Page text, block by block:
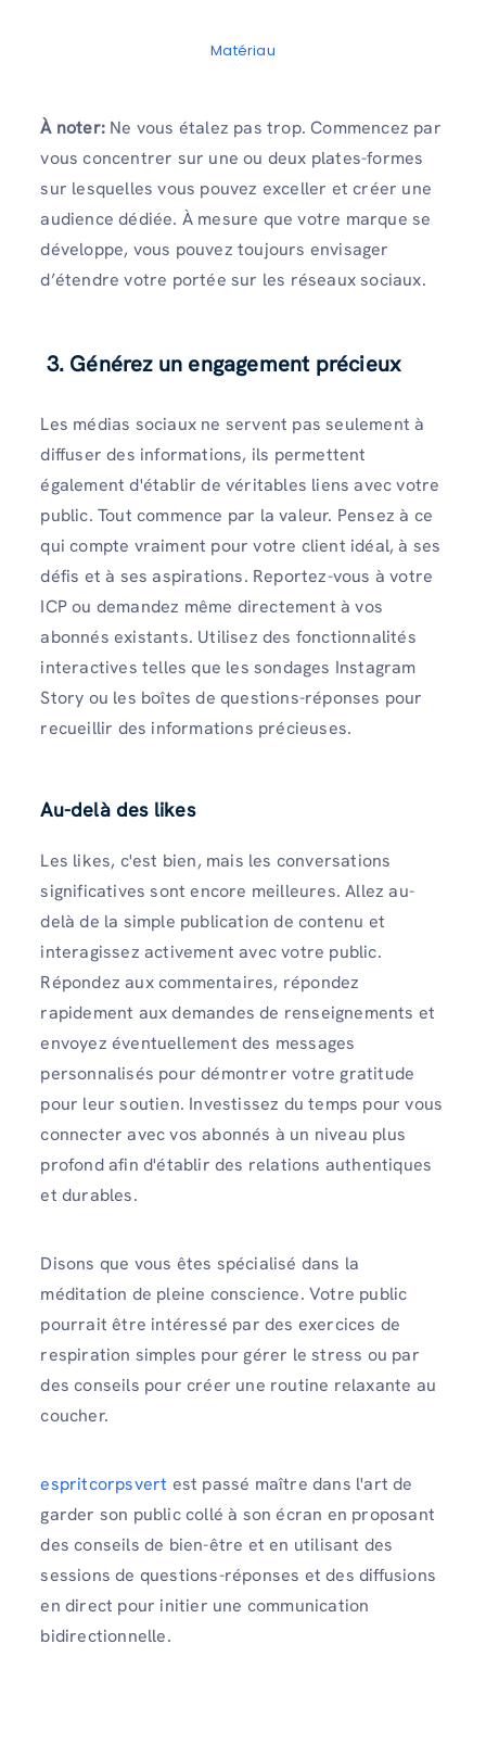
Matériau
À noter: Ne vous étalez pas trop. Commencez par
vous concentrer sur une ou deux plates-formes
sur lesquelles vous pouvez exceller et créer une
audience dédiée. À mesure que votre marque se
développe, vous pouvez toujours envisager
d’étendre votre portée sur les réseaux sociaux.
3. Générez un engagement précieux
Les médias sociaux ne servent pas seulement à
diffuser des informations, ils permettent
également d'établir de véritables liens avec votre
public. Tout commence par la valeur. Pensez à ce
qui compte vraiment pour votre client idéal, à ses
défis et à ses aspirations. Reportez-vous à votre
ICP ou demandez même directement à vos
abonnés existants. Utilisez des fonctionnalités
interactives telles que les sondages Instagram
Story ou les boîtes de questions-réponses pour
recueillir des informations précieuses.
Au-delà des likes
Les likes, c'est bien, mais les conversations
significatives sont encore meilleures. Allez au-
delà de la simple publication de contenu et
interagissez activement avec votre public.
Répondez aux commentaires, répondez
rapidement aux demandes de renseignements et
envoyez éventuellement des messages
personnalisés pour démontrer votre gratitude
pour leur soutien. Investissez du temps pour vous
connecter avec vos abonnés à un niveau plus
profond afin d'établir des relations authentiques
et durables.
Disons que vous êtes spécialisé dans la
méditation de pleine conscience. Votre public
pourrait être intéressé par des exercices de
respiration simples pour gérer le stress ou par
des conseils pour créer une routine relaxante au
coucher.
espritcorpsvert est passé maître dans l'art de
garder son public collé à son écran en proposant
des conseils de bien-être et en utilisant des
sessions de questions-réponses et des diffusions
en direct pour initier une communication
bidirectionnelle.